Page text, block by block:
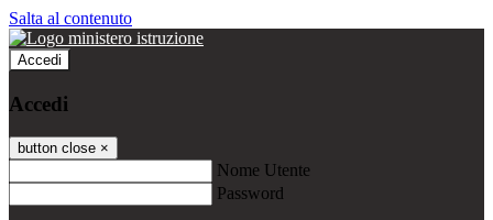
Salta al contenuto
Accedi
Accedi
button close ×
Nome Utente
Password